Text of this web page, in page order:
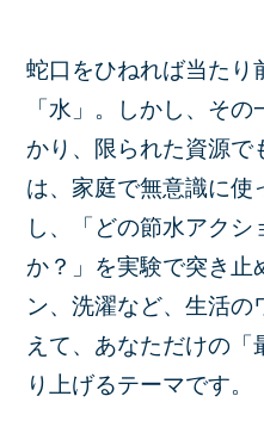
蛇口をひねれば当たり
「水」。しかし、そ
かり、限られた資源で
は、家庭で無意識に使
し、「どの節水アク
か？」を実験で突き止
ン、洗濯など、生活の
えて、あなただけの
り上げるテーマです。